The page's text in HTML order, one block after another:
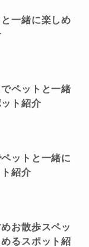
一緒に楽しめ
ペットと一緒
ト紹介
ットと一緒に
紹介
お散歩スペッ
るスポット紹